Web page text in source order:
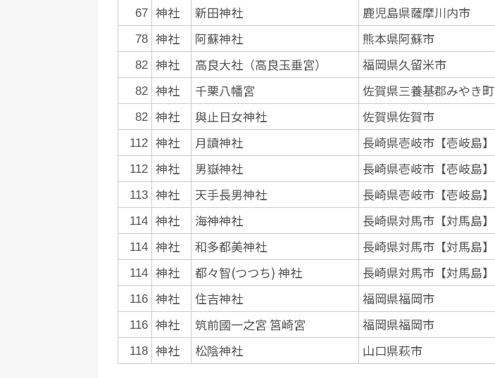
67 神社 新田神社 鹿児島県薩摩川内市
78 神社 阿蘇神社 熊本県阿蘇市
82 神社 高良大社（高良玉垂宮） 福岡県久留米市
82 神社 千栗八幡宮 佐賀県三養基郡みやき町
82 神社 與止日女神社 佐賀県佐賀市
112 神社 月讀神社 長崎県壱岐市【壱岐島】
112 神社 男嶽神社 長崎県壱岐市【壱岐島】
113 神社 天手長男神社 長崎県壱岐市【壱岐島】
114 神社 海神神社 長崎県対馬市【対馬島】
114 神社 和多都美神社 長崎県対馬市【対馬島】
114 神社 都々智(つつち) 神社 長崎県対馬市【対馬島】
116 神社 住吉神社 福岡県福岡市
116 神社 筑前國一之宮 筥崎宮 福岡県福岡市
118 神社 松陰神社 山口県萩市